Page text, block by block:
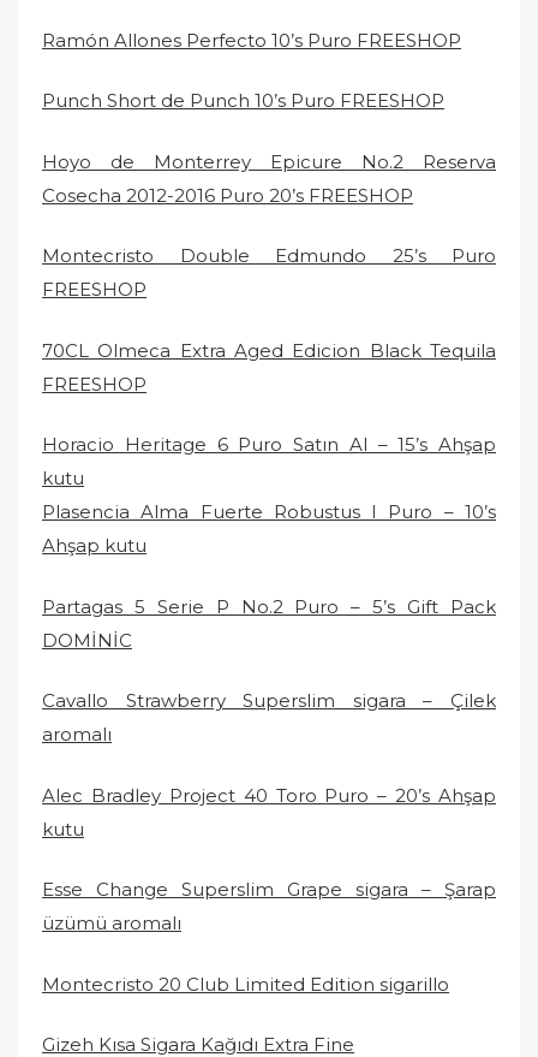
Ramón Allones Perfecto 10’s Puro FREESHOP
Punch Short de Punch 10’s Puro FREESHOP
Hoyo de Monterrey Epicure No.2 Reserva
Cosecha 2012-2016 Puro 20’s FREESHOP
Montecristo Double Edmundo 25’s Puro
FREESHOP
70CL Olmeca Extra Aged Edicion Black Tequila
FREESHOP
Horacio Heritage 6 Puro Satın Al – 15’s Ahşap
kutu
Plasencia Alma Fuerte Robustus I Puro – 10’s
Ahşap kutu
Partagas 5 Serie P No.2 Puro – 5’s Gift Pack
DOMİNİC
Cavallo Strawberry Superslim sigara – Çilek
aromalı
Alec Bradley Project 40 Toro Puro – 20’s Ahşap
kutu
Esse Change Superslim Grape sigara – Şarap
üzümü aromalı
Montecristo 20 Club Limited Edition sigarillo
Gizeh Kısa Sigara Kağıdı Extra Fine